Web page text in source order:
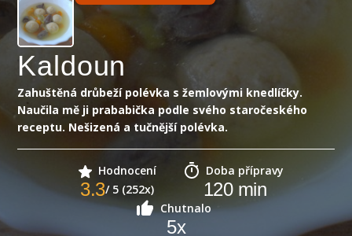
Kaldoun
Zahuštěná drůbeží polévka s žemlovými knedlíčky.
Naučila mě ji prababička podle svého staročeského
receptu. Nešizená a tučnější polévka.
Hodnocení
3.3/ 5 (252x)
Doba přípravy
120min
Chutnalo
5x